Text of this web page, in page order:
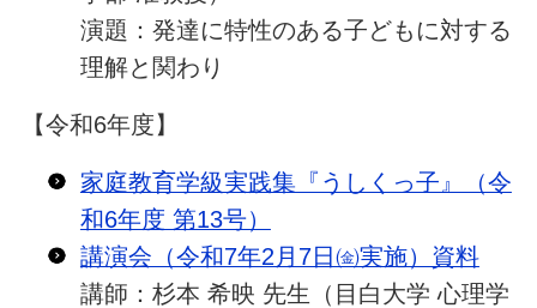
演題：発達に特性のある子どもに対する
理解と関わり
【令和6年度】
家庭教育学級実践集『うしくっ子』（令
和6年度 第13号）
講演会（令和7年2月7日㈮実施）資料
講師：杉本 希映 先生（目白大学 心理学